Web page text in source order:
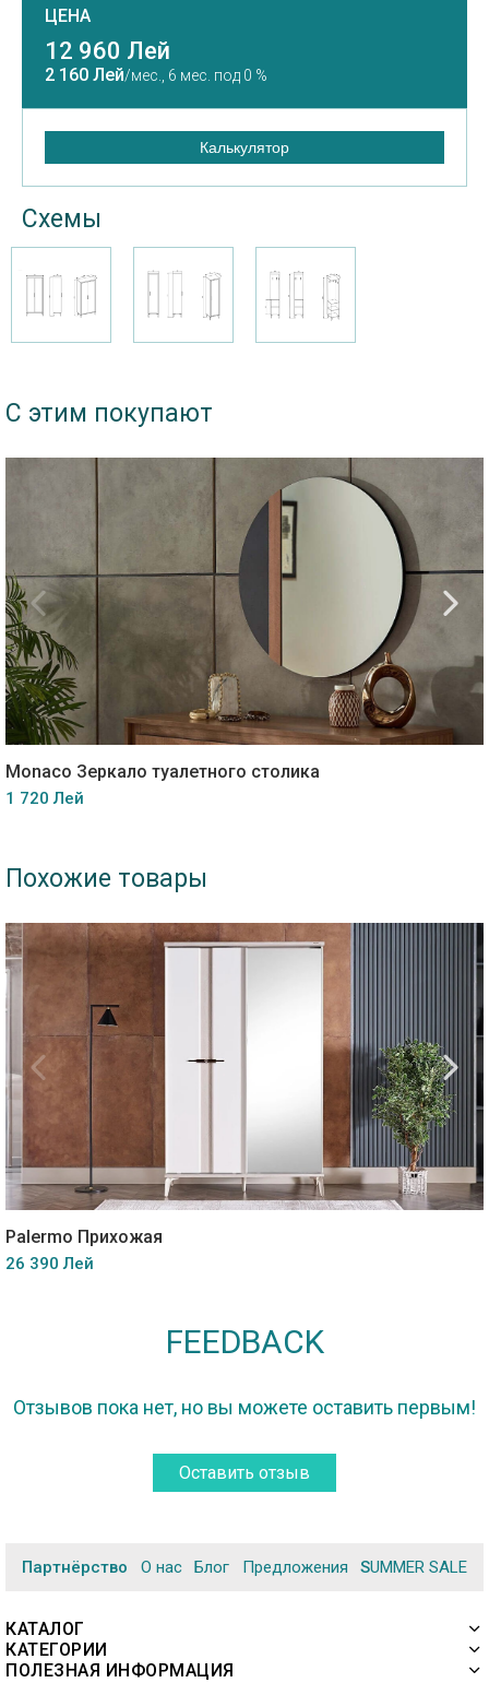
ЦЕНА
12 960 Лей
2 160 Лей/мес., 6 мес. под 0 %
Калькулятор
Схемы
С этим покупают
Monaco Зеркало туалетного столика
1 720 Лей
Похожие товары
Palermo Прихожая
26 390 Лей
FEEDBACK
Отзывов пока нет, но вы можете оставить первым!
Оставить отзыв
Партнёрство О нас Блог Предложения SUMMER SALE
КАТАЛОГ
КАТЕГОРИИ
ПОЛЕЗНАЯ ИНФОРМАЦИЯ